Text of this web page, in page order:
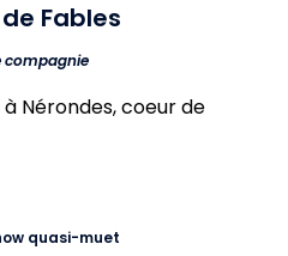
Fables
compagnie
Nérondes, coeur de
quasi-muet